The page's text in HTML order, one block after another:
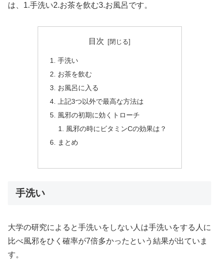
は、1.手洗い2.お茶を飲む3.お風呂です。
目次
手洗い
お茶を飲む
お風呂に入る
上記3つ以外で最高な方法は
風邪の初期に効くトローチ
風邪の時にビタミンCの効果は？
まとめ
手洗い
大学の研究によると手洗いをしない人は手洗いをする人に
比べ風邪をひく確率が7倍多かったという結果が出ていま
す。